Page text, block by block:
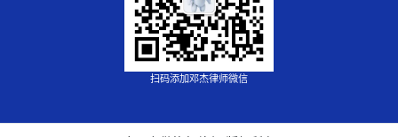
扫码添加邓杰律师微信